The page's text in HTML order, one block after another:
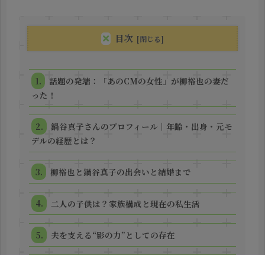
目次
話題の発端：「あのCMの女性」が柳裕也の妻だ
った！
鍋谷真子さんのプロフィール｜年齢・出身・元モ
デルの経歴とは？
柳裕也と鍋谷真子の出会いと結婚まで
二人の子供は？家族構成と現在の私生活
夫を支える“影の力”としての存在